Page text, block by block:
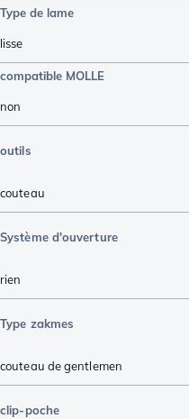
Type de lame
lisse
compatible MOLLE
non
outils
couteau
Système d'ouverture
rien
Type zakmes
couteau de gentlemen
clip-poche